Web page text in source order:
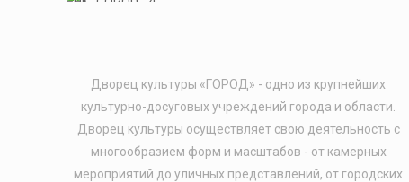
Дворец культуры «ГОРОД» - одно из крупнейших
культурно-досуговых учреждений города и области.
Дворец культуры осуществляет свою деятельность с
многообразием форм и масштабов - от камерных
мероприятий до уличных представлений, от городских